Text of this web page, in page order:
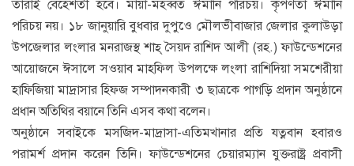
তারাই বেহেশতী হবে। মায়া-মহব্বত ঈমানি পরিচয়। কৃপণতা ঈমানি
পরিচয় নয়। ১৮ জানুয়ারি বুধবার দুপুওে মৌলভীবাজার জেলার কুলাউড়া
উপজেলার লংলার মনরাজস্থ শাহ্ সৈয়দ রাশিদ আলী (রহ.) ফাউন্ডেশনের
আয়োজনে ঈসালে সওয়াব মাহফিল উপলক্ষে লংলা রাশিদিয়া সমশেরীয়া
হাফিজিয়া মাদ্রাসার হিফজ সম্পাদনকারী ৩ ছাত্রকে পাগড়ি প্রদান অনুষ্ঠানে
প্রধান অতিথির বয়ানে তিনি এসব কথা বলেন।
অনুষ্ঠানে সবাইকে মসজিদ-মাদ্রাসা-এতিমখানার প্রতি যত্নবান হবারও
পরামর্শ প্রদান করেন তিনি। ফাউন্ডেশনের চেয়ারম্যান যুক্তরাষ্ট্র প্রবাসী